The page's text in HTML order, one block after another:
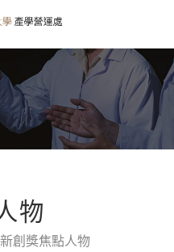
物
創獎焦點人物